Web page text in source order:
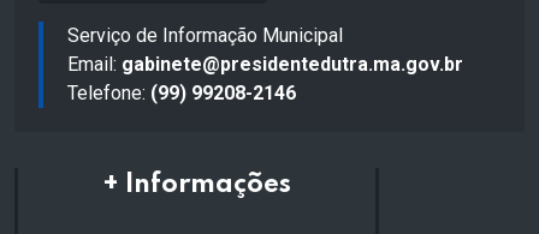
Serviço de Informação Municipal
Email: gabinete@presidentedutra.ma.gov.br
Telefone: (99) 99208-2146
+ Informações